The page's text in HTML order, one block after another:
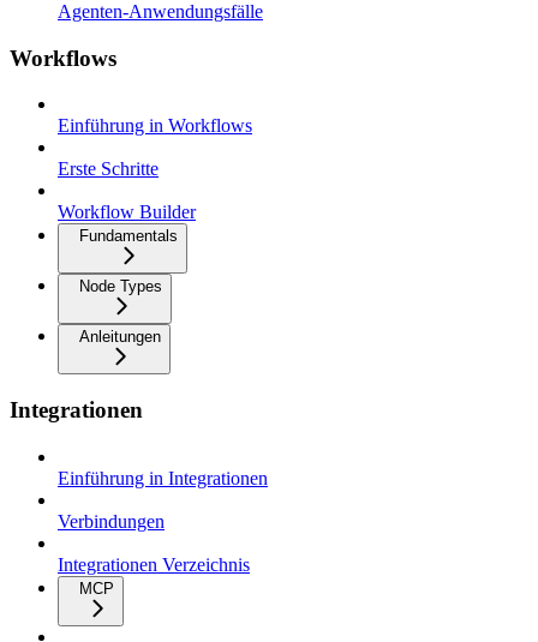
Agenten-Anwendungsfälle
Workflows
Einführung in Workflows
Erste Schritte
Workflow Builder
Fundamentals
Node Types
Anleitungen
Integrationen
Einführung in Integrationen
Verbindungen
Integrationen Verzeichnis
MCP